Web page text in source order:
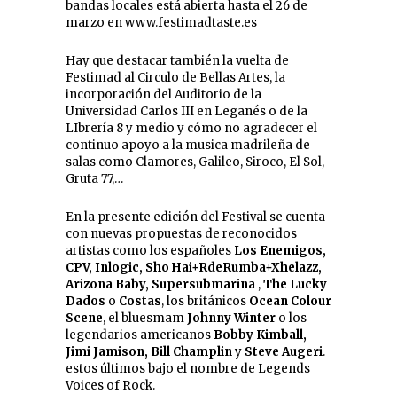
bandas locales está abierta hasta el 26 de
marzo en www.festimadtaste.es
Hay que destacar también la vuelta de
Festimad al Circulo de Bellas Artes, la
incorporación del Auditorio de la
Universidad Carlos III en Leganés o de la
LIbrería 8 y medio y cómo no agradecer el
continuo apoyo a la musica madrileña de
salas como Clamores, Galileo, Siroco, El Sol,
Gruta 77,…
En la presente edición del Festival se cuenta
con nuevas propuestas de reconocidos
artistas como los españoles Los Enemigos,
CPV, Inlogic, Sho Hai+RdeRumba+Xhelazz,
Arizona Baby, Supersubmarina ,The Lucky
Dados o Costas, los británicos Ocean Colour
Scene, el bluesmamJohnny Winter o los
legendarios americanos Bobby Kimball,
Jimi Jamison, Bill Champliny Steve Augeri.
estos últimos bajo el nombre de Legends
Voices of Rock.